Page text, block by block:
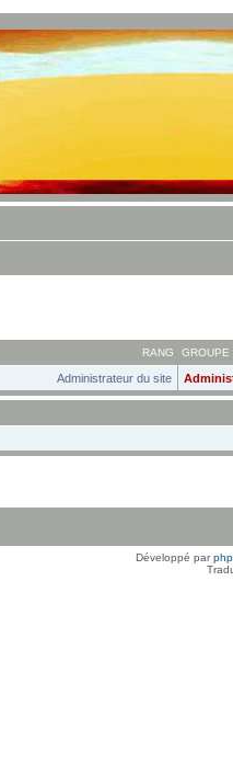
RANG GROUPE
Administrateur du site
Développé par